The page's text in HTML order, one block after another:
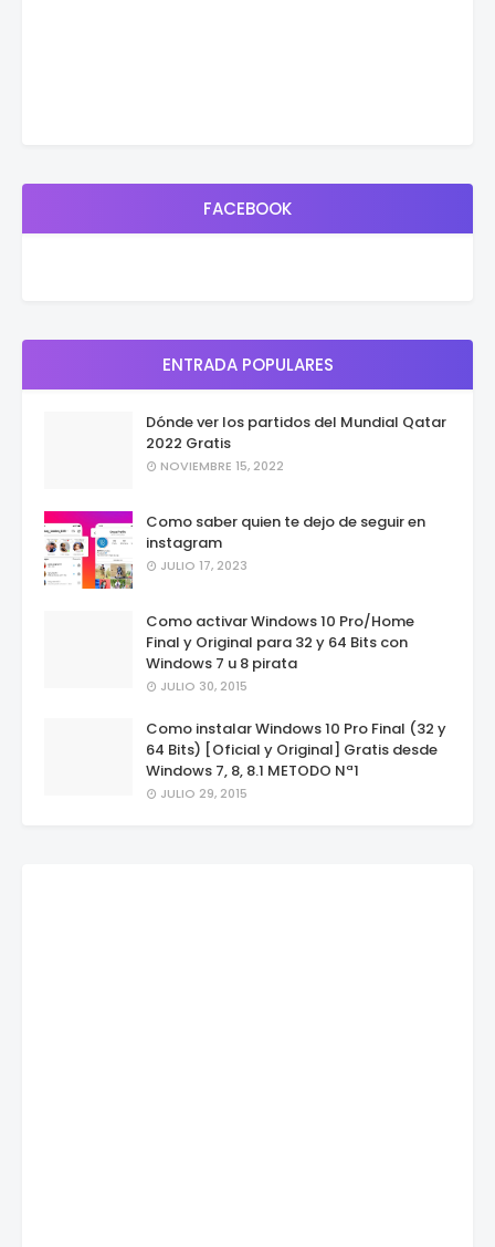
FACEBOOK
ENTRADA POPULARES
Dónde ver los partidos del Mundial Qatar
2022 Gratis
NOVIEMBRE 15, 2022
Como saber quien te dejo de seguir en
instagram
JULIO 17, 2023
Como activar Windows 10 Pro/Home
Final y Original para 32 y 64 Bits con
Windows 7 u 8 pirata
JULIO 30, 2015
Como instalar Windows 10 Pro Final (32 y
64 Bits) [Oficial y Original] Gratis desde
Windows 7, 8, 8.1 METODO Nª1
JULIO 29, 2015